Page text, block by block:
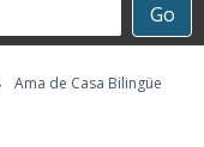
Go
Ama de Casa Bilingüe